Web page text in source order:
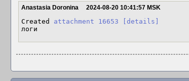
Anastasia Doronina 2024-08-20 10:41:57 MSK
Created attachment 16653
[details]
логи